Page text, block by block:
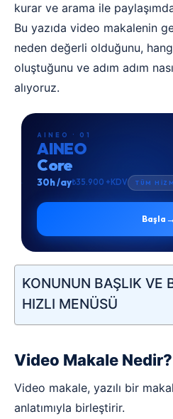
kurar ve arama ile
Bu yazıda video makalenin
neden değerli olduğunu,
oluştuğunu ve adım adım
alıyoruz.
AINEO · 01
AINEO
Core
30h /ay₺35.900 +KDV TÜM
Başla →
KONUNUN BAŞLIK VE
HIZLI MENÜSÜ
Video Makale Nedir?
Video makale, yazılı bir
anlatımıyla birleştirir.